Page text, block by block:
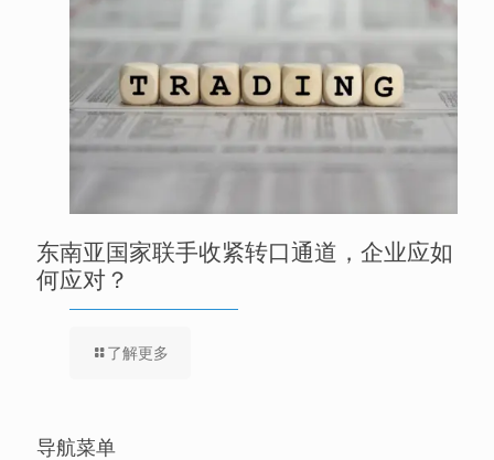
东南亚国家联手收紧转口通道，企业应如
何应对？
了解更多
导航菜单